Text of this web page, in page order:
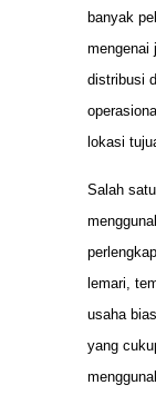
banyak
mengenai
distribusi
lokasi
Salah
lemari,
usaha
yang